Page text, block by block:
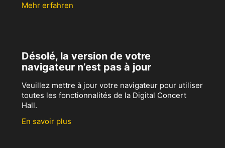
Mehr erfahren
Désolé, la version de votre
navigateur n’est pas à jour
Veuillez mettre à jour votre navigateur pour utiliser
toutes les fonctionnalités de la Digital Concert
Hall.
En savoir plus